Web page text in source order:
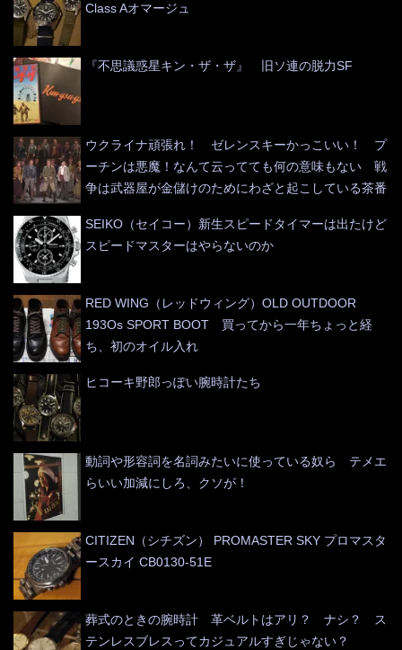
Class Aオマージュ
『不思議惑星キン・ザ・ザ』 旧ソ連の脱力SF
ウクライナ頑張れ！ ゼレンスキーかっこいい！ プ
ーチンは悪魔！なんて云ってても何の意味もない 戦
争は武器屋が金儲けのためにわざと起こしている茶番
SEIKO（セイコー）新生スピードタイマーは出たけど
スピードマスターはやらないのか
RED WING（レッドウィング）OLD OUTDOOR
193Os SPORT BOOT 買ってから一年ちょっと経
ち、初のオイル入れ
ヒコーキ野郎っぽい腕時計たち
動詞や形容詞を名詞みたいに使っている奴ら テメエ
らいい加減にしろ、クソが！
CITIZEN（シチズン） PROMASTER SKY プロマスタ
ースカイ CB0130-51E
葬式のときの腕時計 革ベルトはアリ？ ナシ？ ス
テンレスブレスってカジュアルすぎじゃない？